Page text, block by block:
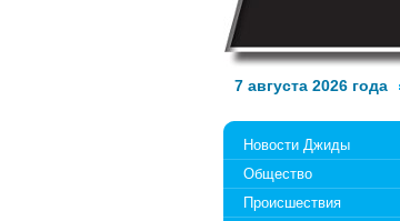
7 августа 2026 года
Новости Джиды
Общество
Происшествия